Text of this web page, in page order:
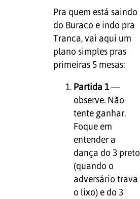
Pra quem está saindo
do Buraco e indo pra
Tranca, vai aqui um
plano simples pras
primeiras 5 mesas:
Partida 1—
observe. Não
tente ganhar.
Foque em
entender a
dança do 3 preto
(quando o
adversário trava
o lixo) e do 3